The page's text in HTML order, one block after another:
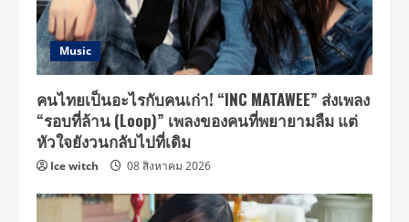
Music
คนไทยเป็นอะไรกับคนเก่า! “INC MATAWEE” ส่งเพลง
“รอบที่ล้าน (Loop)” เพลงของคนที่พยายามลืม แต่
หัวใจยังวนกลับไปที่เดิม
Ice witch 08 สิงหาคม 2026